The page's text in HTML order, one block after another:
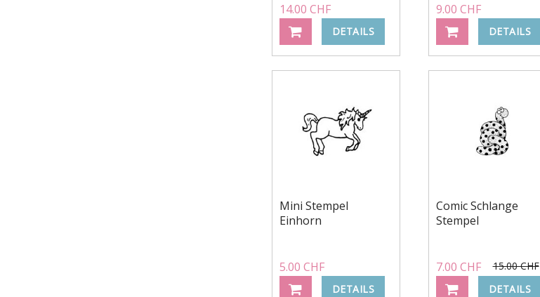
14.00 CHF
DETAILS
9.00 CHF
DETAILS
Mini Stempel
Einhorn
5.00 CHF
DETAILS
Comic Schlange
Stempel
7.00 CHF
15.00 CHF
DETAILS